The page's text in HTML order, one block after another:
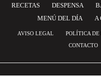
RECETAS DESPENSA
MENÚ DEL DÍA
A
AVISO LEGAL POLÍTICA
CONTACTO